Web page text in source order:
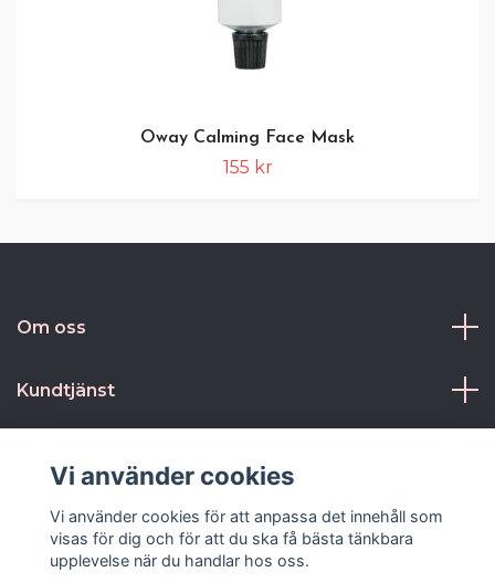
Oway Calming Face Mask
155 kr
Om oss
Kundtjänst
Sociala medier
Vi använder cookies
Vi använder cookies för att anpassa det innehåll som
visas för dig och för att du ska få bästa tänkbara
upplevelse när du handlar hos oss.